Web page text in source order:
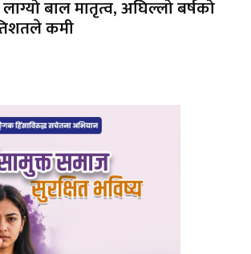
बाल मातृत्व, अघिल्लो बर्षको
कमी